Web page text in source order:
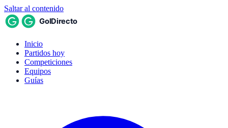
Saltar al contenido
Inicio
Partidos hoy
Competiciones
Equipos
Guías